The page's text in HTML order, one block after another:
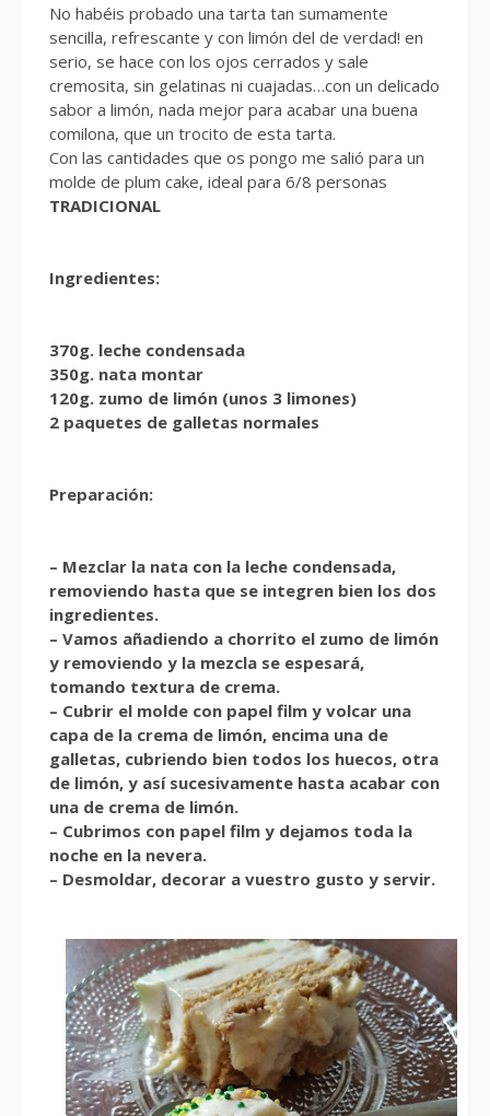
No habéis probado una tarta tan sumamente
sencilla, refrescante y con limón del de verdad! en
serio, se hace con los ojos cerrados y sale
cremosita, sin gelatinas ni cuajadas…con un delicado
sabor a limón, nada mejor para acabar una buena
comilona, que un trocito de esta tarta.
Con las cantidades que os pongo me salió para un
molde de plum cake, ideal para 6/8 personas
TRADICIONAL
Ingredientes:
370g. leche condensada
350g. nata montar
120g. zumo de limón (unos 3 limones)
2 paquetes de galletas normales
Preparación:
– Mezclar la nata con la leche condensada,
removiendo hasta que se integren bien los dos
ingredientes.
– Vamos añadiendo a chorrito el zumo de limón
y removiendo y la mezcla se espesará,
tomando textura de crema.
– Cubrir el molde con papel film y volcar una
capa de la crema de limón, encima una de
galletas, cubriendo bien todos los huecos, otra
de limón, y así sucesivamente hasta acabar con
una de crema de limón.
– Cubrimos con papel film y dejamos toda la
noche en la nevera.
– Desmoldar, decorar a vuestro gusto y servir.